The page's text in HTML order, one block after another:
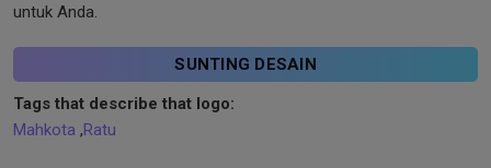
untuk Anda.
SUNTING DESAIN
Tags that describe that logo:
Mahkota ,Ratu